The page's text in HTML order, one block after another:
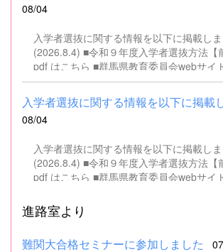
08/04
入学者選抜に関する情報を以下に掲載しま
(2026.8.4) ■令和９年度入学者選抜方法【
pdf はこちら ■群馬県教育委員会webサ
するページはこちら
08/04
入学者選抜に関する情報を以下に掲載しま
(2026.8.4) ■令和９年度入学者選抜方法【
pdf はこちら ■群馬県教育委員会webサ
進路室より
難関大合格セミナーに参加しました